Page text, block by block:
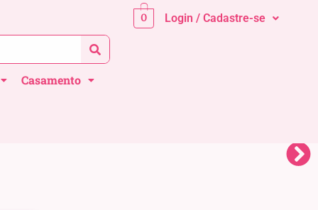
Casamento
0 Login / Cadastre-se